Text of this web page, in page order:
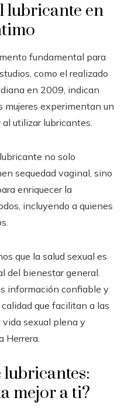
lubricante en
fundamental para
como el realizado
en 2009, indican
mujeres experimentan un
utilizar lubricantes.
no solo
sequedad vaginal, sino
enriquecer la
incluyendo a quienes
que la salud sexual es
del bienestar general.
información confiable y
que facilitan a las
vida sexual plena y
Herrera.
lubricantes:
mejor a ti?